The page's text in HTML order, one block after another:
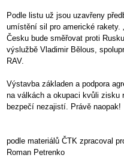
Podle listu už jsou uzavřeny
umístění sil pro americké rakety.
Česku bude směřovat proti
výslužbě Vladimir Bělous,
RAV.
Výstavba základen a podpora
na válkách a okupaci kvůli zisku
bezpečí nezajistí. Právě naopak!
podle materiálů ČTK zpracoval
Roman Petrenko